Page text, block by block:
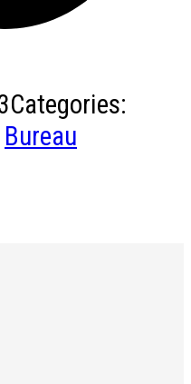
Categories:
Bureau